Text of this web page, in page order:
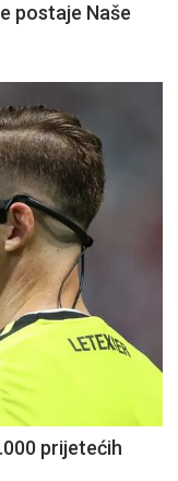
postaje Naše
prijetećih